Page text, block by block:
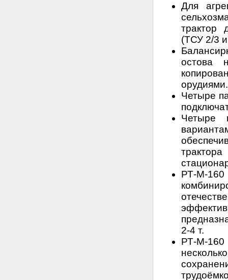
Для
трактор
(ТСУ 2/3
остова
орудиями.
Четыре
Четыре
РТ-М-
2-4 т.
РТ-М-